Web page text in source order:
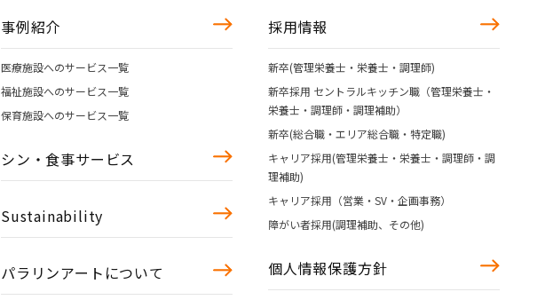
事例紹介
医療施設へのサービス一覧
福祉施設へのサービス一覧
保育施設へのサービス一覧
シン・食事サービス
Sustainability
パラリンアートについて
採用情報
新卒(管理栄養士・栄養士・調理師)
新卒採用 セントラルキッチン職（管理栄養士・
栄養士・調理師・調理補助）
新卒(総合職・エリア総合職・特定職)
キャリア採用(管理栄養士・栄養士・調理師・調
理補助)
キャリア採用（営業・SV・企画事務）
障がい者採用(調理補助、その他)
個人情報保護方針